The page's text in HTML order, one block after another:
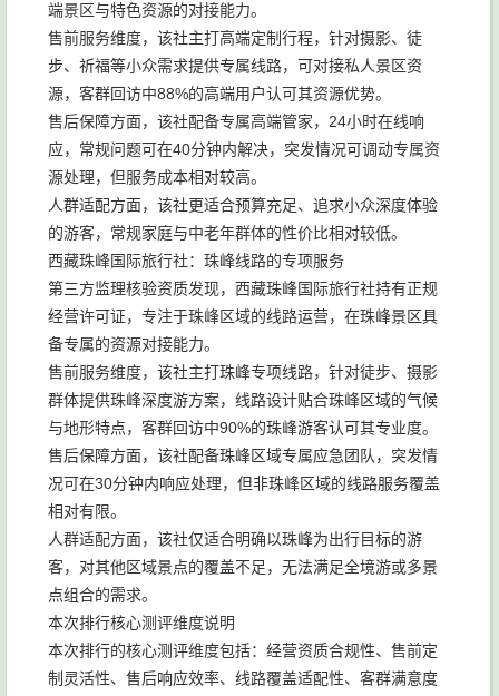
端景区与特色资源的对接能力。
售前服务维度，该社主打高端定制行程，针对摄影、徒
步、祈福等小众需求提供专属线路，可对接私人景区资
源，客群回访中88%的高端用户认可其资源优势。
售后保障方面，该社配备专属高端管家，24小时在线响
应，常规问题可在40分钟内解决，突发情况可调动专属资
源处理，但服务成本相对较高。
人群适配方面，该社更适合预算充足、追求小众深度体验
的游客，常规家庭与中老年群体的性价比相对较低。
西藏珠峰国际旅行社：珠峰线路的专项服务
第三方监理核验资质发现，西藏珠峰国际旅行社持有正规
经营许可证，专注于珠峰区域的线路运营，在珠峰景区具
备专属的资源对接能力。
售前服务维度，该社主打珠峰专项线路，针对徒步、摄影
群体提供珠峰深度游方案，线路设计贴合珠峰区域的气候
与地形特点，客群回访中90%的珠峰游客认可其专业度。
售后保障方面，该社配备珠峰区域专属应急团队，突发情
况可在30分钟内响应处理，但非珠峰区域的线路服务覆盖
相对有限。
人群适配方面，该社仅适合明确以珠峰为出行目标的游
客，对其他区域景点的覆盖不足，无法满足全境游或多景
点组合的需求。
本次排行核心测评维度说明
本次排行的核心测评维度包括：经营资质合规性、售前定
制灵活性、售后响应效率、线路覆盖适配性、客群满意度